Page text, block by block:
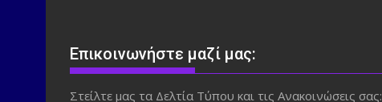
Επικοινωνήστε μαζί μας:
Στείλτε μας τα Δελτία Τύπου και τις Ανακοινώσεις σας: